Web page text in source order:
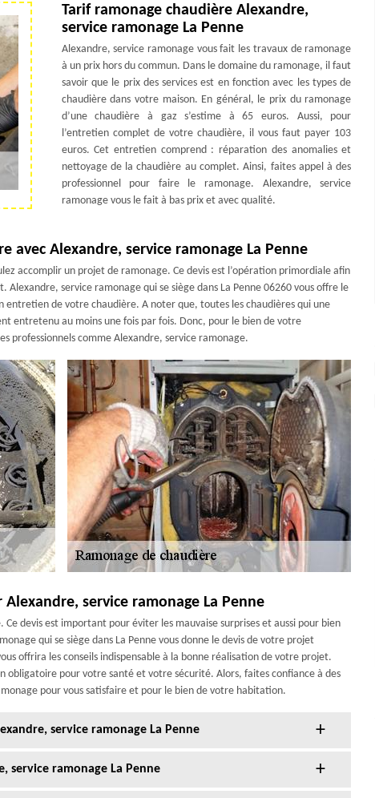
Tarif ramonage chaudière Alexandre,
service ramonage La Penne
Alexandre, service ramonage vous fait les travaux de ramonage
à un prix hors du commun. Dans le domaine du ramonage, il faut
savoir que le prix des services est en fonction avec les types de
chaudière dans votre maison. En général, le prix du ramonage
d’une chaudière à gaz s’estime à 65 euros. Aussi, pour
l’entretien complet de votre chaudière, il vous faut payer 103
euros. Cet entretien comprend : réparation des anomalies et
nettoyage de la chaudière au complet. Ainsi, faites appel à des
professionnel pour faire le ramonage. Alexandre, service
ramonage vous le fait à bas prix et avec qualité.
avec Alexandre, service ramonage La Penne
accomplir un projet de ramonage. Ce devis est l’opération primordiale afin
service ramonage qui se siège dans La Penne 06260 vous offre le
entretien de votre chaudière. A noter que, toutes les chaudières qui une
entretenu au moins une fois par fois. Donc, pour le bien de votre
professionnels comme Alexandre, service ramonage.
service ramonage La Penne
devis est important pour éviter les mauvaise surprises et aussi pour bien
qui se siège dans La Penne vous donne le devis de votre projet
offrira les conseils indispensable à la bonne réalisation de votre projet.
obligatoire pour votre santé et votre sécurité. Alors, faites confiance à des
pour vous satisfaire et pour le bien de votre habitation.
service ramonage La Penne
service ramonage La Penne